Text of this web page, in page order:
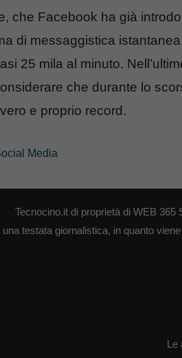
che Facebook ha già
di messaggistica
25 mila al minuto.
che durante lo
e proprio record.
Media
Tecnocino.it di proprietà di WEB
testata giornalistica, in quanto
Le